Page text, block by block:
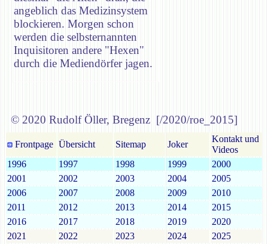
angeblich das Medizinsystem
blockieren. Morgen schon
werden die selbsternannten
Inquisitoren andere "Hexen"
durch die Mediendörfer jagen.
© 2020 Rudolf Öller, Bregenz [/2020/roe_2015]
Frontpage Übersicht Sitemap Joker
Kontakt und
Videos
1996
1997 1998 1999
2000
2001
2002 2003 2004
2005
2006
2007 2008 2009
2010
2011
2012 2013 2014
2015
2016
2017 2018 2019
2020
2021
2022 2023 2024
2025